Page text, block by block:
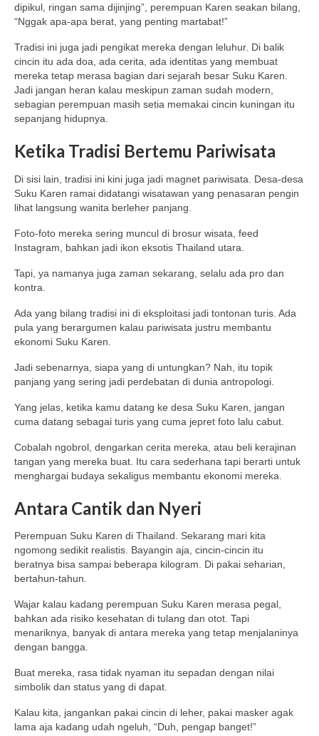
dipikul, ringan sama dijinjing”, perempuan Karen seakan bilang,
“Nggak apa-apa berat, yang penting martabat!”
Tradisi ini juga jadi pengikat mereka dengan leluhur. Di balik
cincin itu ada doa, ada cerita, ada identitas yang membuat
mereka tetap merasa bagian dari sejarah besar Suku Karen.
Jadi jangan heran kalau meskipun zaman sudah modern,
sebagian perempuan masih setia memakai cincin kuningan itu
sepanjang hidupnya.
Ketika Tradisi Bertemu Pariwisata
Di sisi lain, tradisi ini kini juga jadi magnet pariwisata. Desa-desa
Suku Karen ramai didatangi wisatawan yang penasaran pengin
lihat langsung wanita berleher panjang.
Foto-foto mereka sering muncul di brosur wisata, feed
Instagram, bahkan jadi ikon eksotis Thailand utara.
Tapi, ya namanya juga zaman sekarang, selalu ada pro dan
kontra.
Ada yang bilang tradisi ini di eksploitasi jadi tontonan turis. Ada
pula yang berargumen kalau pariwisata justru membantu
ekonomi Suku Karen.
Jadi sebenarnya, siapa yang di untungkan? Nah, itu topik
panjang yang sering jadi perdebatan di dunia antropologi.
Yang jelas, ketika kamu datang ke desa Suku Karen, jangan
cuma datang sebagai turis yang cuma jepret foto lalu cabut.
Cobalah ngobrol, dengarkan cerita mereka, atau beli kerajinan
tangan yang mereka buat. Itu cara sederhana tapi berarti untuk
menghargai budaya sekaligus membantu ekonomi mereka.
Antara Cantik dan Nyeri
Perempuan Suku Karen di Thailand. Sekarang mari kita
ngomong sedikit realistis. Bayangin aja, cincin-cincin itu
beratnya bisa sampai beberapa kilogram. Di pakai seharian,
bertahun-tahun.
Wajar kalau kadang perempuan Suku Karen merasa pegal,
bahkan ada risiko kesehatan di tulang dan otot. Tapi
menariknya, banyak di antara mereka yang tetap menjalaninya
dengan bangga.
Buat mereka, rasa tidak nyaman itu sepadan dengan nilai
simbolik dan status yang di dapat.
Kalau kita, jangankan pakai cincin di leher, pakai masker agak
lama aja kadang udah ngeluh, “Duh, pengap banget!”